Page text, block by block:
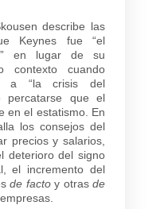
describe las
Keynes fue “el
en lugar de su
contexto cuando
a “la crisis del
percatarse que el
en el estatismo. En
los consejos del
precios y salarios,
deterioro del signo
el incremento del
de factoy otrasde